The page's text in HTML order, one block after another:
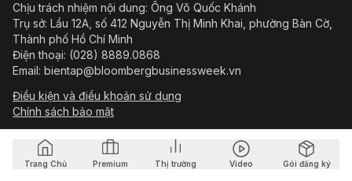
Trang Chủ Premium Thị trường Video Gói đăng ký
Chịu trách nhiệm nội dung: Ông Võ Quốc Khánh
Trụ sở: Lầu 12A, số 412 Nguyễn Thị Minh Khai, phường Bàn Cờ,
Thành phố Hồ Chí Minh
Điện thoại: (028) 8889.0868
Email: bientap@bloombergbusinessweek.vn
Điều kiện và điều khoản sử dụng
Chính sách bảo mật
© Copyright 2023-2026 Công ty Cổ phần Beacon Asia Media